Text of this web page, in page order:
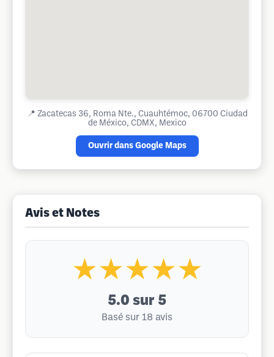
📍 Zacatecas 36, Roma Nte., Cuauhtémoc, 06700 Ciudad
de México, CDMX, Mexico
Ouvrir dans Google Maps
Avis et Notes
★★★★★
5.0 sur 5
Basé sur 18 avis